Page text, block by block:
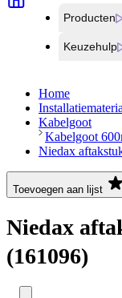
Producten
Keuzehulp
Home
Kabelgoot
Kabelgoot
Niedax
Toevoegen aan lijst
Niedax
(161096)